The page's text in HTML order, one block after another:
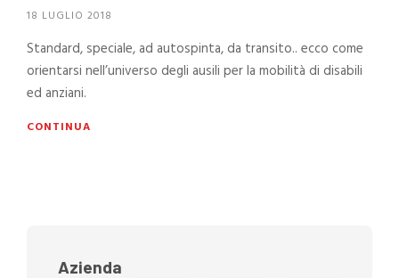
18 LUGLIO 2018
Standard, speciale, ad autospinta, da transito.. ecco come
orientarsi nell’universo degli ausili per la mobilità di disabili
ed anziani.
CONTINUA
Azienda